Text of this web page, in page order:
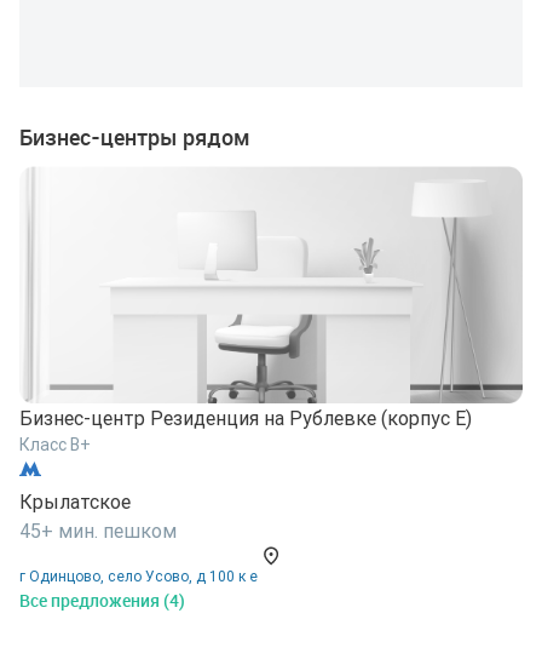
Бизнес-центры рядом
Бизнес-центр Резиденция на Рублевке (корпус Е)
Класс B+
Крылатское
45+ мин. пешком
г Одинцово, село Усово, д 100 к е
Все предложения (4)